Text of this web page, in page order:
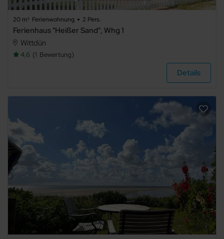
20 m² Ferienwohnung 2 Pers.
Ferienhaus "Heißer Sand", Whg 1
Wittdün
4,6 1 Bewertung
Details